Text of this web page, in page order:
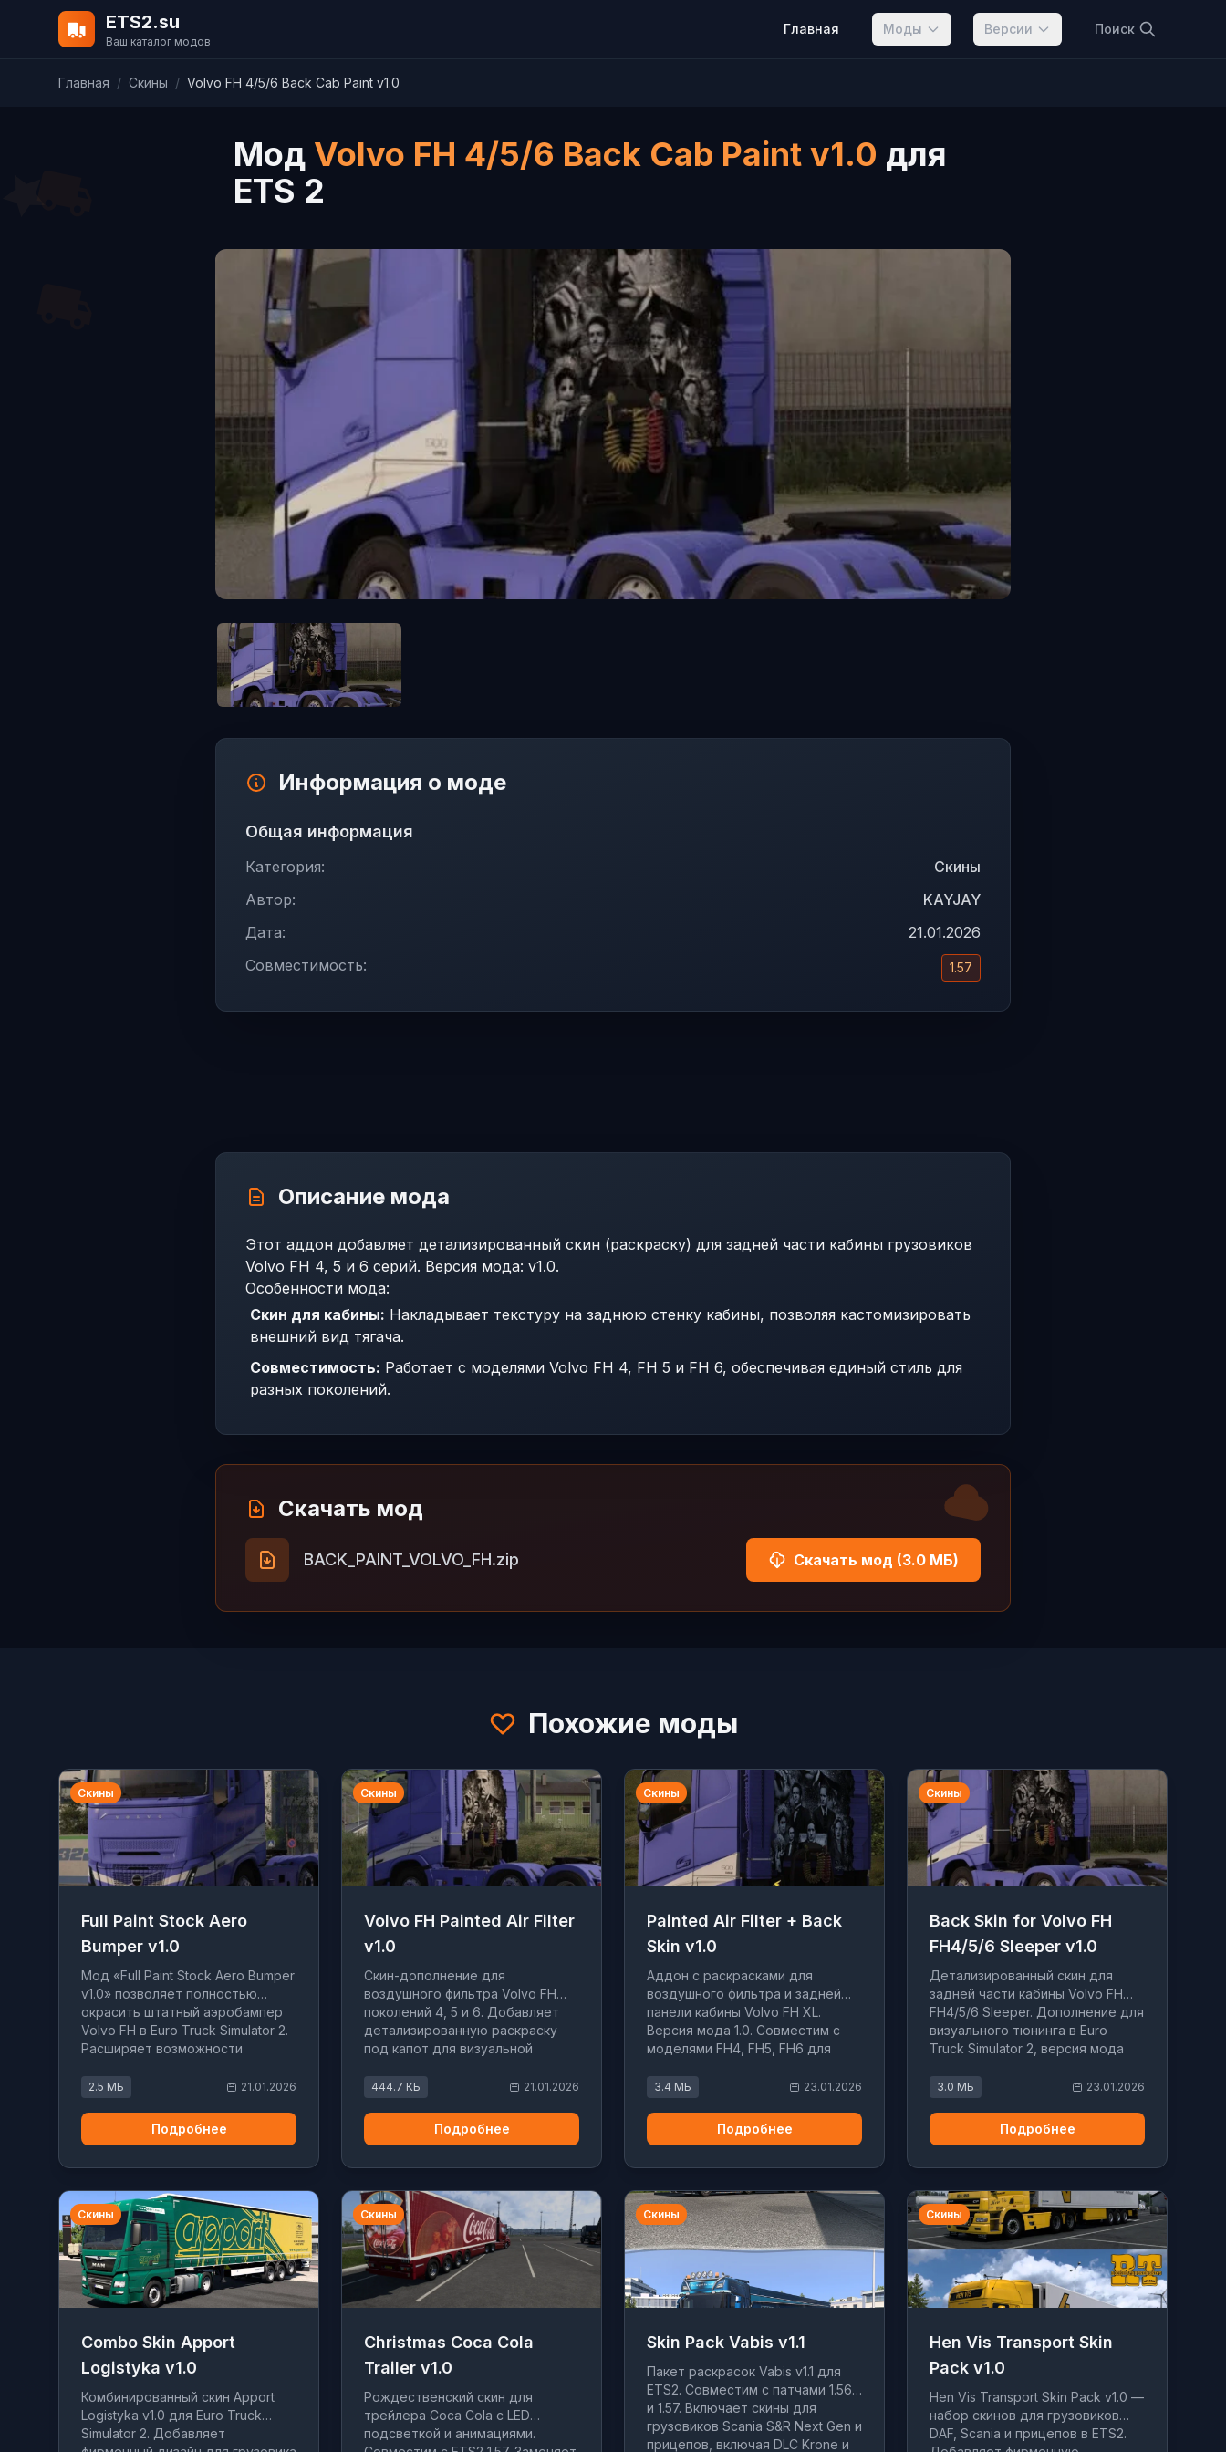
ETS2.su
Ваш каталог модов
Главная Моды Версии Поиск
Главная / Скины / Volvo FH 4/5/6 Back Cab Paint v1.0
Мод Volvo FH 4/5/6 Back Cab Paint v1.0 для
ETS 2
Информация о моде
Общая информация
Категория:
Скины
Автор:
KAYJAY
Дата:
21.01.2026
Совместимость:
1.57
Описание мода
Этот аддон добавляет детализированный скин (раскраску) для задней части кабины грузовиков
Volvo FH 4, 5 и 6 серий. Версия мода: v1.0.
Особенности мода:
Скин для кабины: Накладывает текстуру на заднюю стенку кабины, позволяя кастомизировать
внешний вид тягача.
Совместимость: Работает с моделями Volvo FH 4, FH 5 и FH 6, обеспечивая единый стиль для
разных поколений.
Скачать мод
BACK_PAINT_VOLVO_FH.zip Скачать мод (3.0 МБ)
Похожие моды
Скины
Full Paint Stock Aero
Bumper v1.0
Мод «Full Paint Stock Aero Bumper
v1.0» позволяет полностью
окрасить штатный аэробампер
Volvo FH в Euro Truck Simulator 2.
Расширяет возможности
2.5 МБ 21.01.2026
Подробнее
Скины
Volvo FH Painted Air Filter
v1.0
Скин-дополнение для
воздушного фильтра Volvo FH
поколений 4, 5 и 6. Добавляет
детализированную раскраску
под капот для визуальной
444.7 КБ 21.01.2026
Подробнее
Скины
Painted Air Filter + Back
Skin v1.0
Аддон с раскрасками для
воздушного фильтра и задней
панели кабины Volvo FH XL.
Версия мода 1.0. Совместим с
моделями FH4, FH5, FH6 для
3.4 МБ 23.01.2026
Подробнее
Скины
Back Skin for Volvo FH
FH4/5/6 Sleeper v1.0
Детализированный скин для
задней части кабины Volvo FH
FH4/5/6 Sleeper. Дополнение для
визуального тюнинга в Euro
Truck Simulator 2, версия мода
3.0 МБ 23.01.2026
Подробнее
Скины
Combo Skin Apport
Logistyka v1.0
Комбинированный скин Apport
Logistyka v1.0 для Euro Truck
Simulator 2. Добавляет
Скины
Christmas Coca Cola
Trailer v1.0
Рождественский скин для
трейлера Coca Cola с LED
подсветкой и анимациями.
Скины
Skin Pack Vabis v1.1
Пакет раскрасок Vabis v1.1 для
ETS2. Совместим с патчами 1.56
и 1.57. Включает скины для
грузовиков Scania S&R Next Gen и
прицепов, включая DLC Krone и
Скины
Hen Vis Transport Skin
Pack v1.0
Hen Vis Transport Skin Pack v1.0 —
набор скинов для грузовиков
DAF, Scania и прицепов в ETS2.